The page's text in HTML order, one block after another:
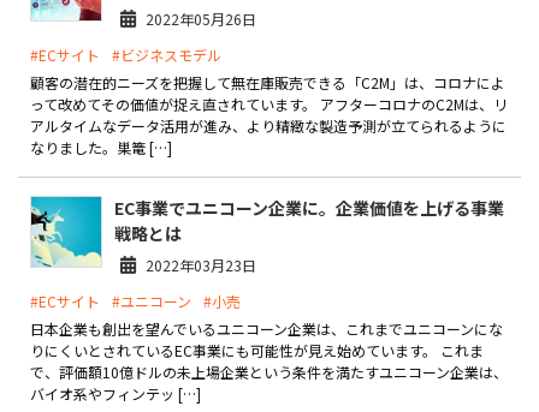
インフラ環境・サポート
費用
製品
特長
ショッピングモール型 EC
マルチテナント、マルチブランドなど
通販受注対応
EC運用支援
継続的に結果を出し続けるECサイトへ
スクラッチ開発
2022年05月26日
#ECサイト
#ビジネスモデル
顧客の潜在的ニーズを把握して無在庫販売できる「C2M」は、コロナによ
って改めてその価値が捉え直されています。 アフターコロナのC2Mは、リ
アルタイムなデータ活用が進み、より精緻な製造予測が立てられるように
なりました。巣篭 […]
EC事業でユニコーン企業に。企業価値を上げる事業
戦略とは
2022年03月23日
#ECサイト
#ユニコーン
#小売
日本企業も創出を望んでいるユニコーン企業は、これまでユニコーンにな
りにくいとされているEC事業にも可能性が見え始めています。 これま
で、評価額10億ドルの未上場企業という条件を満たすユニコーン企業は、
バイオ系やフィンテッ […]